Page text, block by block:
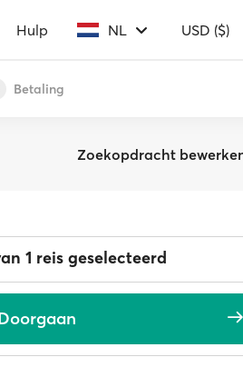
Hulp NL USD ($)
Betaling
Zoekopdracht
1 reis geselecteerd